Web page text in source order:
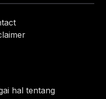
hal tentang